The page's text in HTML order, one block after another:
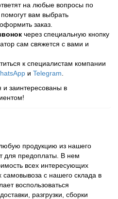
на любые вопросы по
вам выбрать
заказ.
через специальную кнопку
сам свяжется с вами и
к специалистам компании
и Telegram
заинтересованы в
продукцию из нашего
для предоплаты. В нем
всех интересующих
самовывоза с нашего склада в
воспользоваться
разгрузки, сборки